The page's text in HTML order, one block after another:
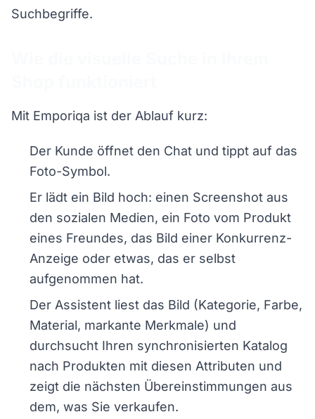
Suchbegriffe.
Mit Emporiqa ist der Ablauf kurz:
Der Kunde öffnet den Chat und tippt auf das
Foto-Symbol.
Er lädt ein Bild hoch: einen Screenshot aus
den sozialen Medien, ein Foto vom Produkt
eines Freundes, das Bild einer Konkurrenz-
Anzeige oder etwas, das er selbst
aufgenommen hat.
Der Assistent liest das Bild (Kategorie, Farbe,
Material, markante Merkmale) und
durchsucht Ihren synchronisierten Katalog
nach Produkten mit diesen Attributen und
zeigt die nächsten Übereinstimmungen aus
dem, was Sie verkaufen.